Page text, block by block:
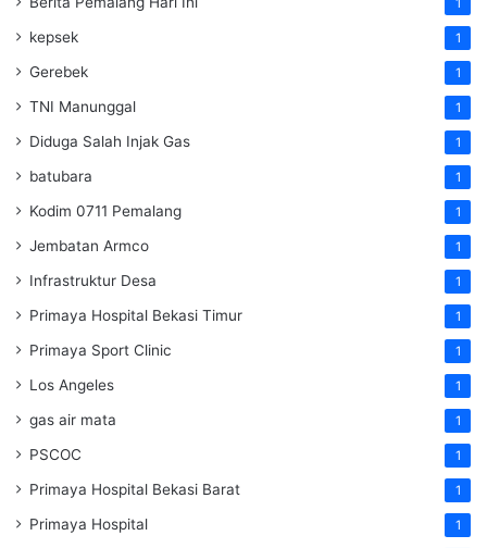
1
kepsek 1
Gerebek 1
TNI Manunggal 1
Diduga Salah Injak Gas 1
batubara 1
Kodim 0711 Pemalang 1
Jembatan Armco 1
Infrastruktur Desa 1
Primaya Hospital Bekasi Timur 1
Primaya Sport Clinic 1
Los Angeles 1
gas air mata 1
PSCOC 1
Primaya Hospital Bekasi Barat 1
Primaya Hospital 1